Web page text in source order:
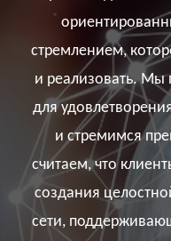
стремлением,
и реализовать. Мы
для
и стремимся
считаем, что
создания
сети,